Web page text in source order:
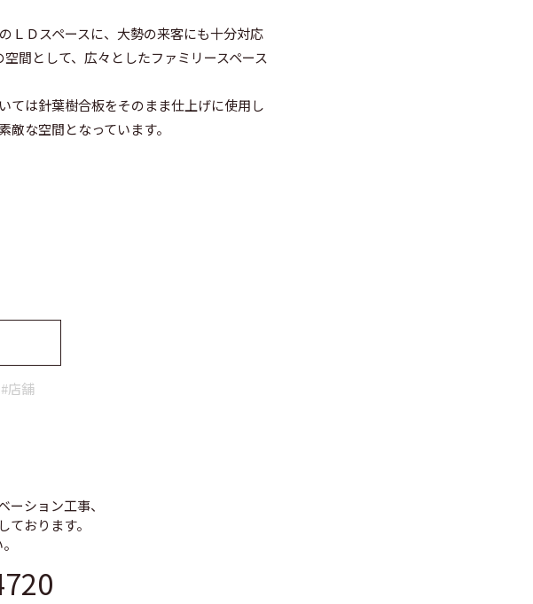
ＬＤスペースに、大勢の来客にも十分対応
間として、広々としたファミリースペース
ては針葉樹合板をそのまま仕上げに使用し
な空間となっています。
#店舗
ション工事、
おります。